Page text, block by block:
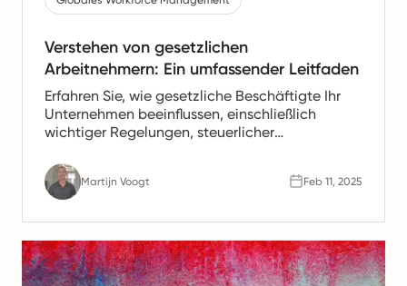
Verstehen von gesetzlichen
Arbeitnehmern: Ein umfassender Leitfaden
Erfahren Sie, wie gesetzliche Beschäftigte Ihr
Unternehmen beeinflussen, einschließlich
wichtiger Regelungen, steuerlicher
umfassenden Leitfaden.
Martijn Voogt Feb 11, 2025